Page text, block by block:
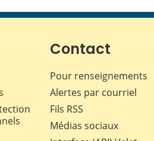
page
Facebook
page
Contact
Pour renseignements
Alertes par courriel
Fils RSS
Médias sociaux